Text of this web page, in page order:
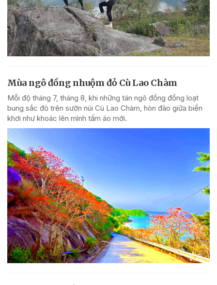
Mùa ngô đồng nhuộm đỏ Cù Lao Chàm
Mỗi độ tháng 7, tháng 8, khi những tán ngô đồng đồng loạt
bung sắc đỏ trên sườn núi Cù Lao Chàm, hòn đảo giữa biển
khơi như khoác lên mình tấm áo mới.